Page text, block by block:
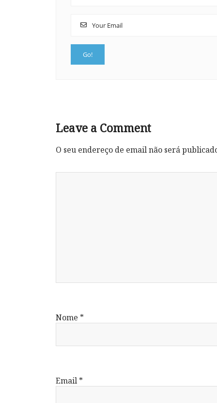
Leave a Comment
O seu endereço de email não será
Nome *
Email *